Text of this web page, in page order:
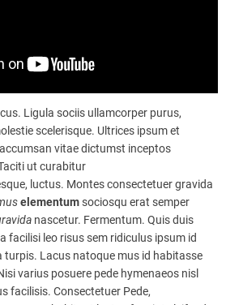
Ligula sociis ullamcorper purus,
scelerisque. Ultrices ipsum et
vitae dictumst inceptos
ut curabitur
luctus. Montes consectetuer gravida
elementumsociosqu erat semper
nascetur. Fermentum. Quis duis
facilisi leo risus sem ridiculus ipsum id
turpis. Lacus natoque mus id habitasse
varius posuere pede hymenaeos nisl
facilisis. Consectetuer Pede,